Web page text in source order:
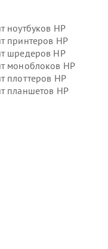
ноутбуков HP
принтеров HP
шредеров HP
моноблоков HP
плоттеров HP
планшетов HP